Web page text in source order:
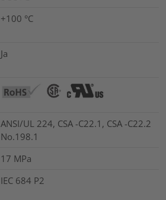
+100 °C
Ja
ANSI/UL 224, CSA -C22.1, CSA -C22.2
No.198.1
17 MPa
IEC 684 P2